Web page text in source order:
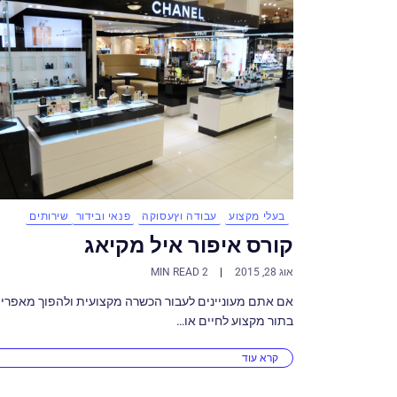
בעלי מקצוע עבודה וץעסוקה פנאי ובידור שירותים
קורס איפור איל מקיאג
אוג 28, 2015 2 MIN READ
אם אתם מעוניינים לעבור הכשרה מקצועית ולהפוך
בתור מקצוע לחיים או…
קרא עוד